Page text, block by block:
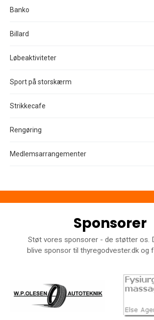
Banko
Billard
Løbeaktiviteter
Sport på storskærm
Strikkecafe
Rengøring
Medlemsarrangementer
Sponsorer
Støt vores sponsorer - de støtter os.
blive sponsor til thyregodvester.dk og